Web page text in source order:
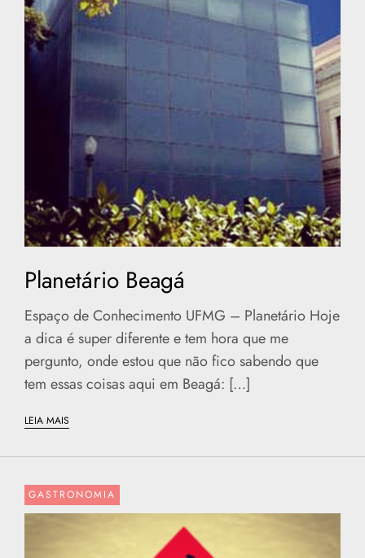
Planetário Beagá
Espaço de Conhecimento UFMG – Planetário Hoje
a dica é super diferente e tem hora que me
pergunto, onde estou que não fico sabendo que
tem essas coisas aqui em Beagá: […]
LEIA MAIS
GASTRONOMIA